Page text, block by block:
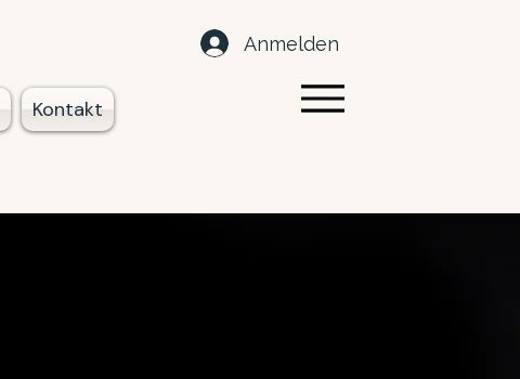
Anmelden
Kontakt